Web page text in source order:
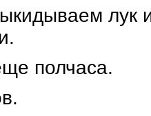
лук
полчаса.